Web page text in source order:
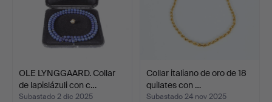
OLE LYNGGAARD. Collar
de lapislázuli con c…
Subastado 2 dic 2025
Collar italiano de oro de 18
quilates con …
Subastado 24 nov 2025